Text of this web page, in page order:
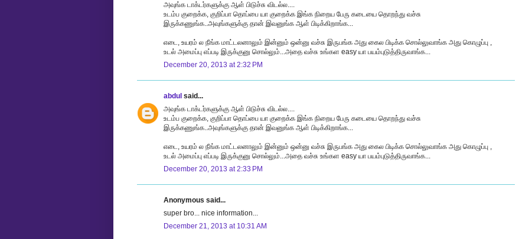
அவுங்க டாக்டர்களுக்கு ஆள் பிடுச்சு விடல்ல....
உடம்ப குறைக்க, குறிப்பா தொப்பை யா குறைக்க இங்க நிறைய பேரு கடையை தொறந்து வச்சு
இருக்கணுங்க..அவுங்களுக்கு தான் இவனுங்க ஆள் பிடிக்கிறாங்க...
எடை, உயரம் ல நீங்க மாட்டலனாலும் இன்னும் ஒன்னு வச்சு இருபங்க அது கைல பிடிக்க சொல்லுவாங்க அது கொழுப்பு ,
உடல் அமைப்பு எப்படி இருக்குனு சொல்லும்...அதை வச்சு உங்கள easy யா பயம்புடுத்திருவாங்க...
December 20, 2013 at 2:32 PM
abdul said...
அவுங்க டாக்டர்களுக்கு ஆள் பிடுச்சு விடல்ல....
உடம்ப குறைக்க, குறிப்பா தொப்பை யா குறைக்க இங்க நிறைய பேரு கடையை தொறந்து வச்சு
இருக்கணுங்க..அவுங்களுக்கு தான் இவனுங்க ஆள் பிடிக்கிறாங்க...
எடை, உயரம் ல நீங்க மாட்டலனாலும் இன்னும் ஒன்னு வச்சு இருபங்க அது கைல பிடிக்க சொல்லுவாங்க அது கொழுப்பு ,
உடல் அமைப்பு எப்படி இருக்குனு சொல்லும்...அதை வச்சு உங்கள easy யா பயம்புடுத்திருவாங்க...
December 20, 2013 at 2:33 PM
Anonymous said...
super bro... nice information...
December 21, 2013 at 10:31 AM